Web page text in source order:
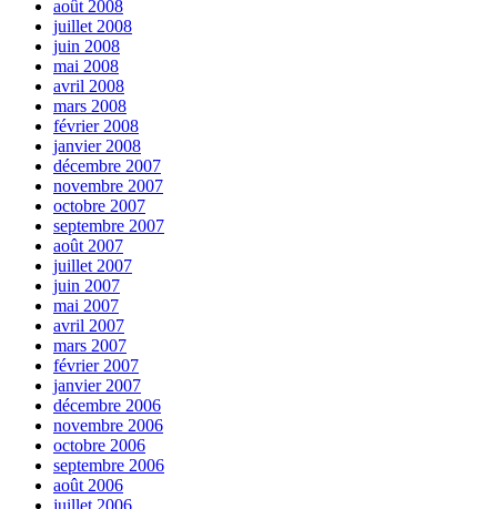
août 2008
juillet 2008
juin 2008
mai 2008
avril 2008
mars 2008
février 2008
janvier 2008
décembre 2007
novembre 2007
octobre 2007
septembre 2007
août 2007
juillet 2007
juin 2007
mai 2007
avril 2007
mars 2007
février 2007
janvier 2007
décembre 2006
novembre 2006
octobre 2006
septembre 2006
août 2006
juillet 2006